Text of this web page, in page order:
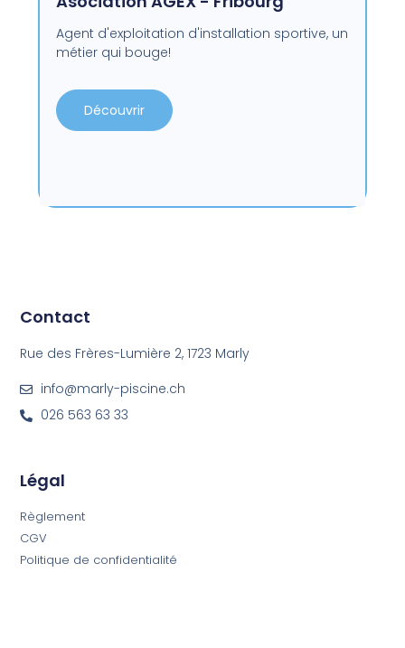
Agent d'exploitation d'installation sportive, un
métier qui bouge!
Découvrir
Légal
Règlement
CGV
Politique de confidentialité
Contact
Rue des Frères-Lumière 2, 1723 Marly
info@marly-piscine.ch
026 563 63 33